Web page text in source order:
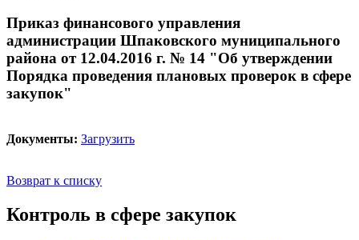
Приказ финансового управления
администрации Шпаковского муниципального
района от 12.04.2016 г. № 14 "Об утверждении
Порядка проведения плановых проверок в сфере
закупок"
Документы: Загрузить
Возврат к списку
Контроль в сфере закупок